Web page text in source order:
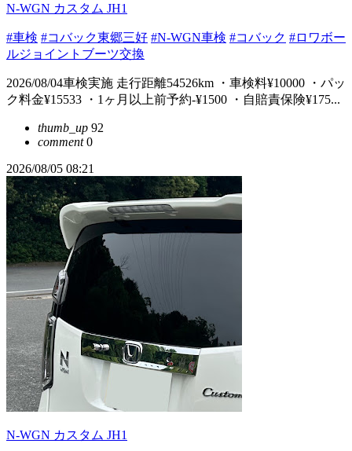
N-WGN カスタム JH1
#車検 #コバック東郷三好 #N-WGN車検 #コバック #ロワボー
ルジョイントブーツ交換
2026/08/04車検実施 走行距離54526km ・車検料¥10000 ・パッ
ク料金¥15533 ・1ヶ月以上前予約-¥1500 ・自賠責保険¥175...
thumb_up 92
comment0
2026/08/05 08:21
N-WGN カスタム JH1